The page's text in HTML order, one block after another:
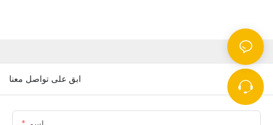
ابق على تواصل معنا